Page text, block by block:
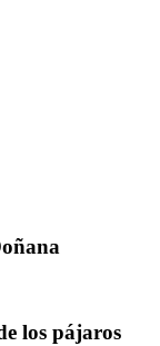
los pájaros